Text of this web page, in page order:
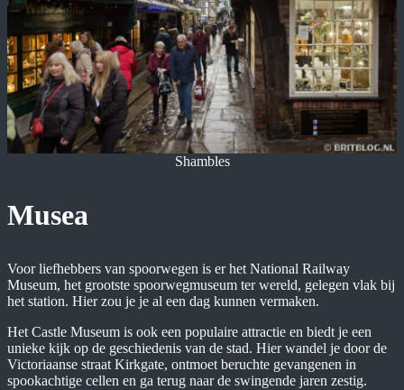
Shambles
Musea
Voor liefhebbers van spoorwegen is er het National Railway
Museum, het grootste spoorwegmuseum ter wereld, gelegen vlak bij
het station. Hier zou je je al een dag kunnen vermaken.
Het Castle Museum is ook een populaire attractie en biedt je een
unieke kijk op de geschiedenis van de stad. Hier wandel je door de
Victoriaanse straat Kirkgate, ontmoet beruchte gevangenen in
spookachtige cellen en ga terug naar de swingende jaren zestig.